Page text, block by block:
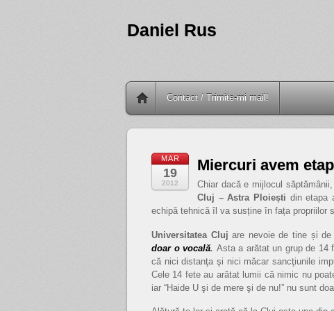
Daniel Rus
Contact / Trimite-mi mail!
MAR
19
2012
Miercuri avem
Chiar dacă e mijlocul
Cluj – Astra Ploiești din etapa
echipă tehnică îl va susține în fața propriilor
Universitatea Cluj are nevoie de tine și de
doar o vocală. Asta a arătat un grup de 14
că nici distanţa şi nici măcar sancţiunile
Cele 14 fete au arătat lumii că nimic nu
iar “Haide U şi de mere şi de nu!” nu sunt